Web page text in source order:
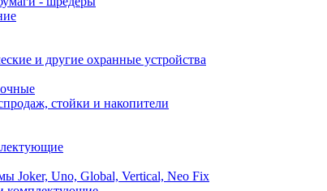
и другие охранные устройства
стойки и накопители
Joker, Uno, Global, Vertical, Neo Fix